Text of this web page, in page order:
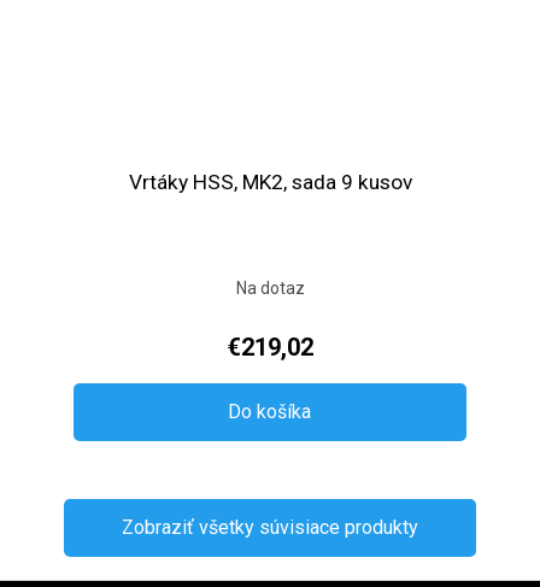
Vrtáky HSS, MK2, sada 9 kusov
Na dotaz
€219,02
Do košíka
Zobraziť všetky súvisiace produkty